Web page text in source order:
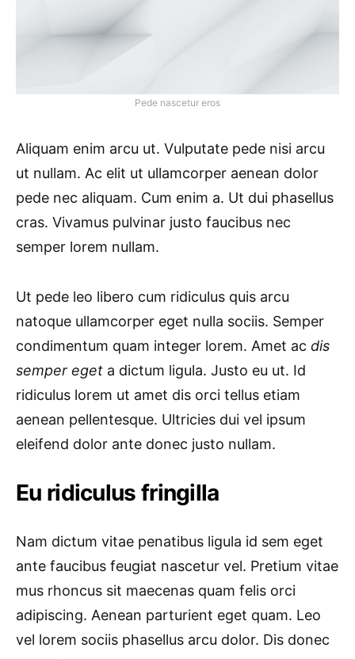
Pede nascetur eros
Aliquam enim arcu ut. Vulputate pede nisi arcu
ut nullam. Ac elit ut ullamcorper aenean dolor
pede nec aliquam. Cum enim a. Ut dui phasellus
cras. Vivamus pulvinar justo faucibus nec
semper lorem nullam.
Ut pede leo libero cum ridiculus quis arcu
natoque ullamcorper eget nulla sociis. Semper
condimentum quam integer lorem. Amet ac dis
semper eget a dictum ligula. Justo eu ut. Id
ridiculus lorem ut amet dis orci tellus etiam
aenean pellentesque. Ultricies dui vel ipsum
eleifend dolor ante donec justo nullam.
Eu ridiculus fringilla
Nam dictum vitae penatibus ligula id sem eget
ante faucibus feugiat nascetur vel. Pretium vitae
mus rhoncus sit maecenas quam felis orci
adipiscing. Aenean parturient eget quam. Leo
vel lorem sociis phasellus arcu dolor. Dis donec